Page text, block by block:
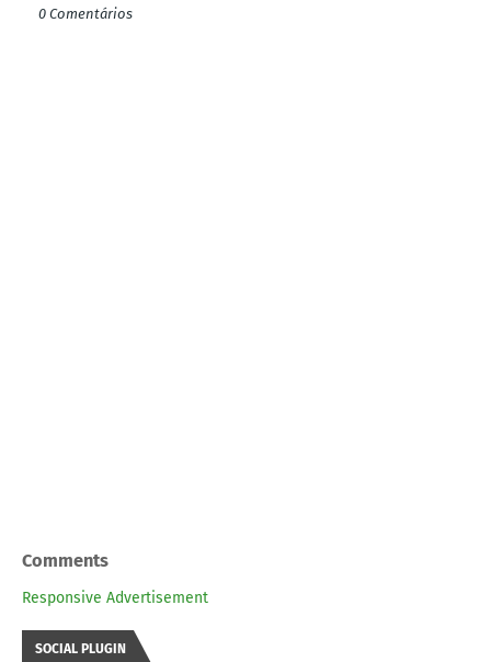
0 Comentários
Comments
Responsive Advertisement
SOCIAL PLUGIN